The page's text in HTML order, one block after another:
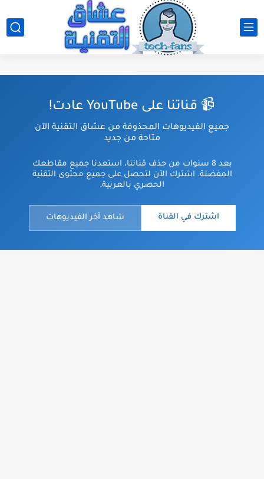
📹 قناتنا على YouTube عادت!
جميع الفيديوهات المحذوفة من عشاق التقنية الآن
متاحة من جديد
بعد 8 سنوات من حذف قناتنا، استعدنا جميع مقاطعك
المفضلة. اشترك الآن لتحصل على جميع محتوى التقنية
الحصري بالعربية.
اشترك في القناة شاهد آخر الفيديوهات